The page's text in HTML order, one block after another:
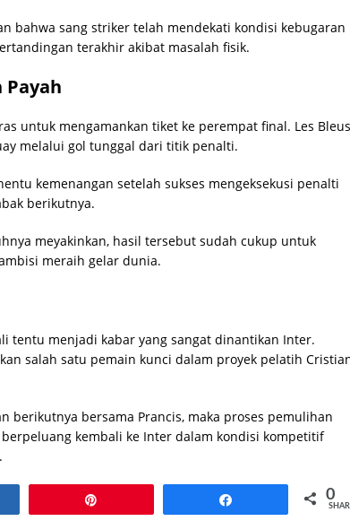
bahwa sang striker telah mendekati kondisi kebugaran
terakhir akibat masalah fisik.
Payah
untuk mengamankan tiket ke perempat final. Les Bleus
melalui gol tunggal dari titik penalti.
kemenangan setelah sukses mengeksekusi penalti
berikutnya.
meyakinkan, hasil tersebut sudah cukup untuk
meraih gelar dunia.
tentu menjadi kabar yang sangat dinantikan Inter.
salah satu pemain kunci dalam proyek pelatih
berikutnya bersama Prancis, maka proses pemulihan
kembali ke Inter dalam kondisi kompetitif
0